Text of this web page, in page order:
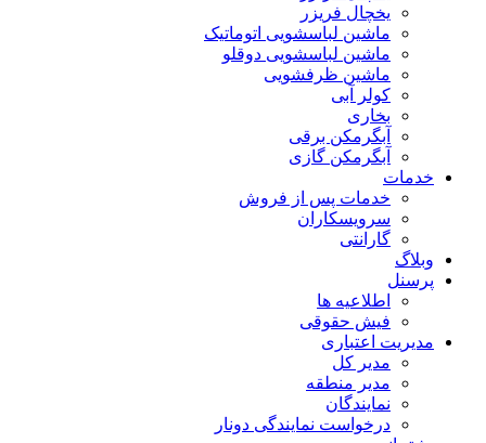
یخچال فریزر
ماشین لباسشویی اتوماتیک
ماشین لباسشویی دوقلو
ماشین ظرفشویی
کولر آبی
بخاری
آبگرمکن برقی
آبگرمکن گازی
خدمات
خدمات پس از فروش
سرویسکاران
گارانتی
وبلاگ
پرسنل
اطلاعیه ها
فیش حقوقی
مدیریت اعتباری
مدیر کل
مدیر منطقه
نمایندگان
درخواست نمایندگی دونار